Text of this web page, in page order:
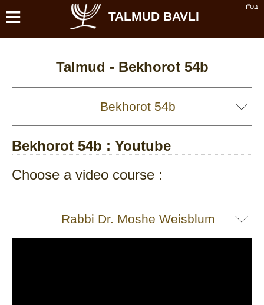
בס''ד ≡ TALMUD BAVLI
Talmud - Bekhorot 54b
Bekhorot 54b : Youtube
Choose a video course :